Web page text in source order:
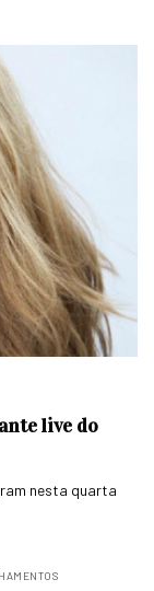
live do
nesta quarta